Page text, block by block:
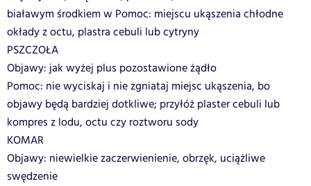
białawym środkiem w Pomoc: miejscu ukąszenia chłodne
okłady z octu, plastra cebuli lub cytryny
PSZCZOŁA
Objawy: jak wyżej plus pozostawione żądło
Pomoc: nie wyciskaj i nie zgniataj miejsc ukąszenia, bo
objawy będą bardziej dotkliwe; przyłóż plaster cebuli lub
kompres z lodu, octu czy roztworu sody
KOMAR
Objawy: niewielkie zaczerwienienie, obrzęk, uciążliwe
swędzenie